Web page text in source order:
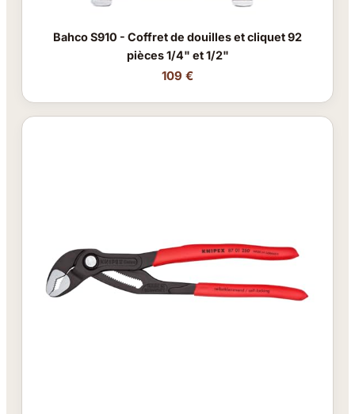
Bahco S910 - Coffret de douilles et cliquet 92
pièces 1/4" et 1/2"
109 €